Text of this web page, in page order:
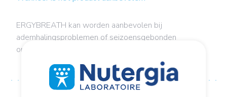
ERGYBREATH kan worden aanbevolen bij
ademhalingsproblemen of seizoensgebonden
ongemakken.